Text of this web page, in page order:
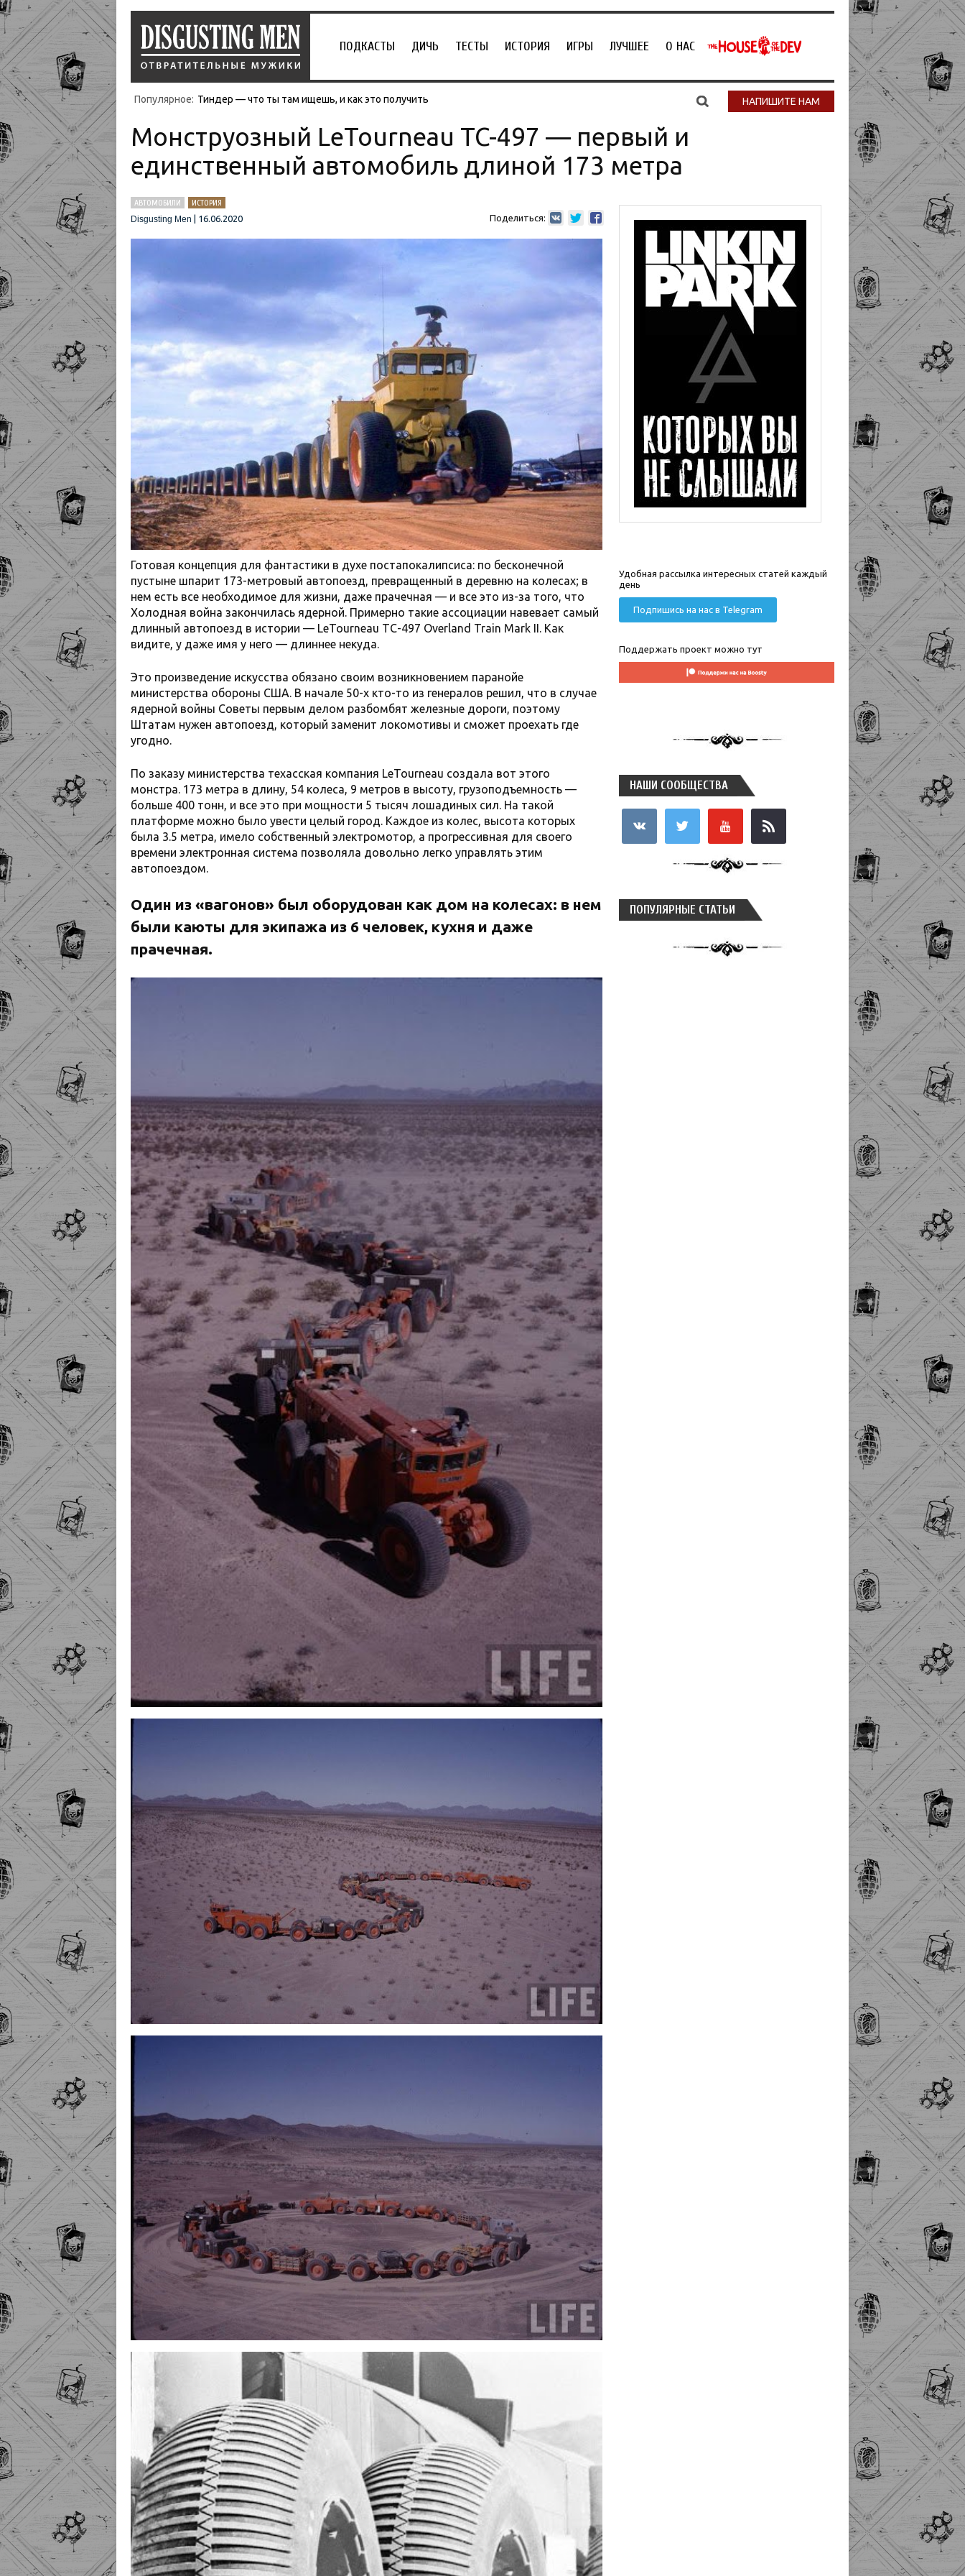
ПОДКАСТЫ ДИЧЬ ТЕСТЫ ИСТОРИЯ ИГРЫ ЛУЧШЕЕ О НАС
Популярное: Тиндер — что ты там ищешь, и как это получить НАПИШИТЕ НАМ
Монструозный LeTourneau TC-497 — первый и
единственный автомобиль длиной 173 метра
АВТОМОБИЛИ
ИСТОРИЯ
Disgusting Men
16.06.2020 Поделиться:
Готовая концепция для фантастики в духе постапокалипсиса: по бесконечной
пустыне шпарит 173-метровый автопоезд, превращенный в деревню на колесах; в
нем есть все необходимое для жизни, даже прачечная — и все это из-за того, что
Холодная война закончилась ядерной. Примерно такие ассоциации навевает самый
длинный автопоезд в истории — LeTourneau TC-497 Overland Train Mark II. Как
видите, у даже имя у него — длиннее некуда.
Это произведение искусства обязано своим возникновением паранойе
министерства обороны США. В начале 50-х кто-то из генералов решил, что в случае
ядерной войны Советы первым делом разбомбят железные дороги, поэтому
Штатам нужен автопоезд, который заменит локомотивы и сможет проехать где
угодно.
По заказу министерства техасская компания LeTourneau создала вот этого
монстра. 173 метра в длину, 54 колеса, 9 метров в высоту, грузоподъемность —
больше 400 тонн, и все это при мощности 5 тысяч лошадиных сил. На такой
платформе можно было увести целый город. Каждое из колес, высота которых
была 3.5 метра, имело собственный электромотор, а прогрессивная для своего
времени электронная система позволяла довольно легко управлять этим
автопоездом.
Один из «вагонов» был оборудован как дом на колесах: в нем
были каюты для экипажа из 6 человек, кухня и даже
прачечная.
Удобная рассылка интересных статей каждый
день
Подпишись на нас в Telegram
Поддержать проект можно тут
НАШИ СООБЩЕСТВА
ПОПУЛЯРНЫЕ СТАТЬИ